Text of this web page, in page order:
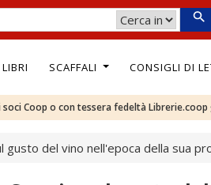
LIBRI SCAFFALI CONSIGLI DI
Coop o con tessera fedeltà
gusto del vino nell'epoca della sua